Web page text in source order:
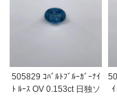
505829 ｺﾊﾞﾙﾄﾌﾞﾙｰｶﾞｰﾅｲ
ﾄ ﾙｰｽ OV 0.153ct 日独ソ